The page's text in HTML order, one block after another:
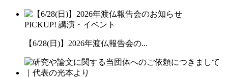
PICKUP! 講演・イベント
【6/28(日)】2026年渡仏報告会の...